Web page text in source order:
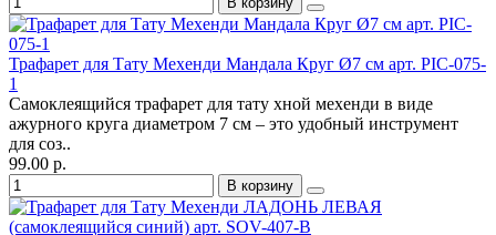
Трафарет для Тату Мехенди Мандала Круг Ø7 см арт. PIC-075-
1
Самоклеящийся трафарет для тату хной мехенди в виде
ажурного круга диаметром 7 см – это удобный инструмент
для соз..
99.00 р.
В корзину